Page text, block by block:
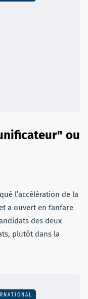
ou
l’accélération de la
a ouvert en fanfare
des deux
plutôt dans la